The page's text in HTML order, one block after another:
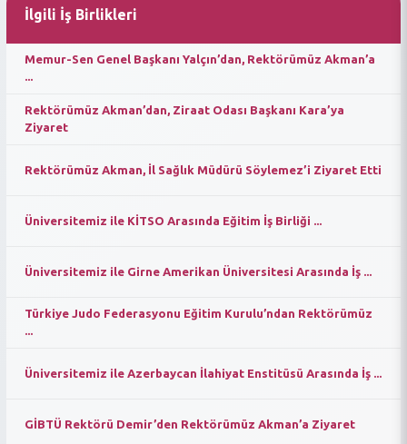
İlgili İş Birlikleri
Memur-Sen Genel Başkanı Yalçın’dan, Rektörümüz Akman’a
...
Rektörümüz Akman’dan, Ziraat Odası Başkanı Kara’ya
Ziyaret
Rektörümüz Akman, İl Sağlık Müdürü Söylemez’i Ziyaret Etti
Üniversitemiz ile KİTSO Arasında Eğitim İş Birliği ...
Üniversitemiz ile Girne Amerikan Üniversitesi Arasında İş ...
Türkiye Judo Federasyonu Eğitim Kurulu’ndan Rektörümüz
...
Üniversitemiz ile Azerbaycan İlahiyat Enstitüsü Arasında İş ...
GİBTÜ Rektörü Demir’den Rektörümüz Akman’a Ziyaret